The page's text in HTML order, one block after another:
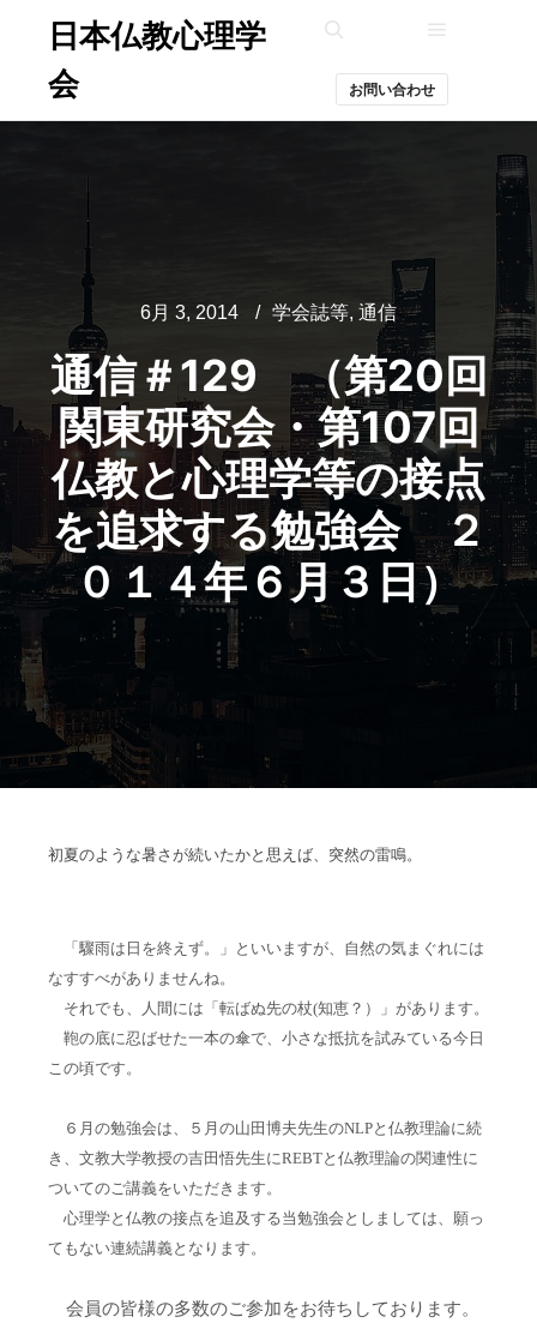
日本仏教心理学
会
お問い合わせ
6月 3, 2014 学会誌等, 通信
通信＃129 （第20回
関東研究会・第107回
仏教と心理学等の接点
を追求する勉強会 ２
０１４年６月３日）
初夏のような暑さが続いたかと思えば、突然の雷鳴。
「驟雨は日を終えず。」といいますが、自然の気まぐれには
なすすべがありませんね。
それでも、人間には「転ばぬ先の杖(知恵？）」があります。
鞄の底に忍ばせた一本の傘で、小さな抵抗を試みている今日
この頃です。
６月の勉強会は、５月の山田博夫先生のNLPと仏教理論に続
き、文教大学教授の吉田悟先生にREBTと仏教理論の関連性に
ついてのご講義をいただきます。
心理学と仏教の接点を追及する当勉強会としましては、願っ
てもない連続講義となります。
会員の皆様の多数のご参加をお待ちしております。